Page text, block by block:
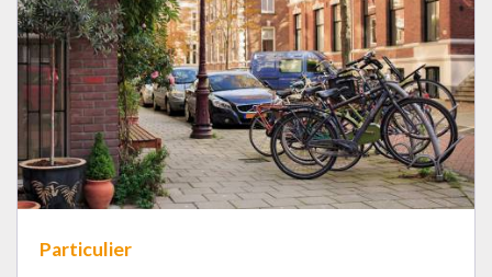
Particulier